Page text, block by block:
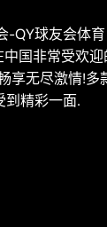
-QY球友会体
国非常受欢
享无尽激情!多
到精彩一面.